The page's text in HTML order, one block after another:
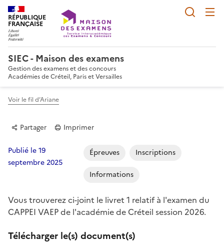
RÉPUBLIQUE
FRANÇAISE
SIEC - Maison des examens
Gestion des examens et des concours
Académies de Créteil, Paris et Versailles
Voir le fil d’Ariane
Partager Imprimer
Partager sur Facebook
Partager sur Twitter
Partager sur LinkedIn
Partager par email
Publié le 19
septembre 2025
Épreuves Inscriptions
Informations
Vous trouverez ci-joint le livret 1 relatif à l'examen du
CAPPEI VAEP de l'académie de Créteil session 2026.
Télécharger le(s) document(s)